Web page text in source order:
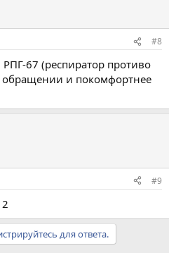
#8
67 (респиратор противо
обращении и покомфортнее
#9
для ответа.